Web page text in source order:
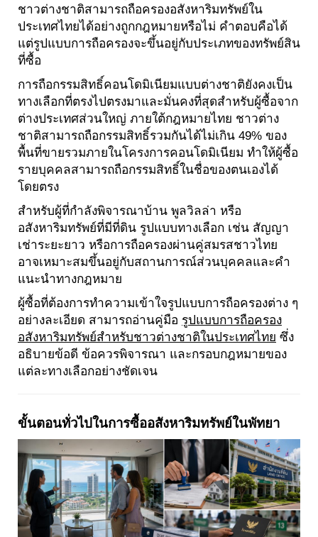
ชาวต่างชาติสามารถถือครองอสังหาริมทรัพย์ใน
ประเทศไทยได้อย่างถูกกฎหมายหรือไม่ คำตอบคือได้
แต่รูปแบบการถือครองจะขึ้นอยู่กับประเภทของทรัพย์สิน
ที่ซื้อ
การถือกรรมสิทธิ์คอนโดมิเนียมแบบต่างชาติยังคงเป็น
ทางเลือกที่ตรงไปตรงมาและมั่นคงที่สุดสำหรับผู้ซื้อจาก
ต่างประเทศส่วนใหญ่ ภายใต้กฎหมายไทย ชาวต่าง
ชาติสามารถถือกรรมสิทธิ์รวมกันได้ไม่เกิน 49% ของ
พื้นที่ขายรวมภายในโครงการคอนโดมิเนียม ทำให้ผู้ซื้อ
รายบุคคลสามารถถือกรรมสิทธิ์ในชื่อของตนเองได้
โดยตรง
สำหรับผู้ที่กำลังพิจารณาบ้าน พูลวิลล่า หรือ
อสังหาริมทรัพย์ที่มีที่ดิน รูปแบบทางเลือก เช่น สัญญา
เช่าระยะยาว หรือการถือครองผ่านคู่สมรสชาวไทย
อาจเหมาะสมขึ้นอยู่กับสถานการณ์ส่วนบุคคลและคำ
แนะนำทางกฎหมาย
ผู้ซื้อที่ต้องการทำความเข้าใจรูปแบบการถือครองต่าง ๆ
อย่างละเอียด สามารถอ่านคู่มือ รูปแบบการถือครอง
อสังหาริมทรัพย์สำหรับชาวต่างชาติในประเทศไทย ซึ่ง
อธิบายข้อดี ข้อควรพิจารณา และกรอบกฎหมายของ
แต่ละทางเลือกอย่างชัดเจน
ขั้นตอนทั่วไปในการซื้ออสังหาริมทรัพย์ในพัทยา